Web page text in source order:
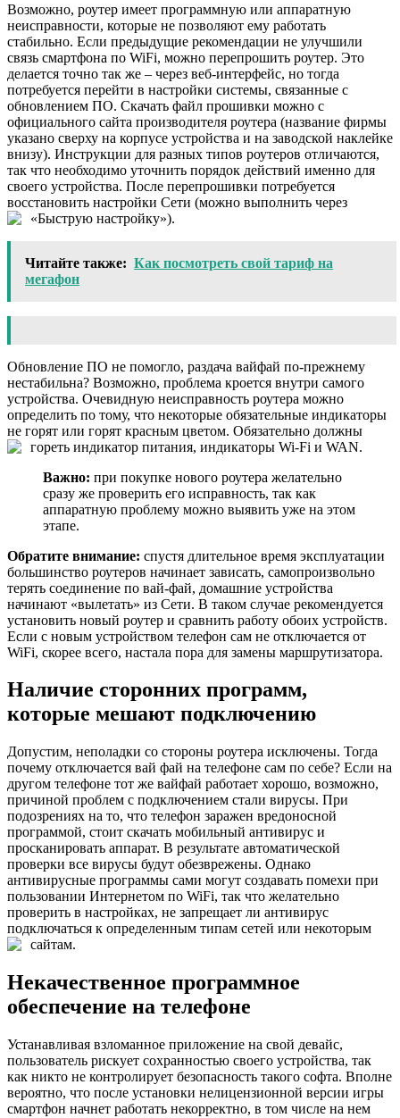
Возможно, роутер имеет программную или аппаратную
неисправности, которые не позволяют ему работать
стабильно. Если предыдущие рекомендации не улучшили
связь смартфона по WiFi, можно перепрошить роутер. Это
делается точно так же – через веб-интерфейс, но тогда
потребуется перейти в настройки системы, связанные с
обновлением ПО. Скачать файл прошивки можно с
официального сайта производителя роутера (название фирмы
указано сверху на корпусе устройства и на заводской наклейке
внизу). Инструкции для разных типов роутеров отличаются,
так что необходимо уточнить порядок действий именно для
своего устройства. После перепрошивки потребуется
восстановить настройки Сети (можно выполнить через
«Быструю настройку»).
Читайте также: Как посмотреть свой тариф на
мегафон
Обновление ПО не помогло, раздача вайфай по-прежнему
нестабильна? Возможно, проблема кроется внутри самого
устройства. Очевидную неисправность роутера можно
определить по тому, что некоторые обязательные индикаторы
не горят или горят красным цветом. Обязательно должны
гореть индикатор питания, индикаторы Wi-Fi и WAN.
Важно: при покупке нового роутера желательно
сразу же проверить его исправность, так как
аппаратную проблему можно выявить уже на этом
этапе.
Обратите внимание: спустя длительное время эксплуатации
большинство роутеров начинает зависать, самопроизвольно
терять соединение по вай-фай, домашние устройства
начинают «вылетать» из Сети. В таком случае рекомендуется
установить новый роутер и сравнить работу обоих устройств.
Если с новым устройством телефон сам не отключается от
WiFi, скорее всего, настала пора для замены маршрутизатора.
Наличие сторонних программ,
которые мешают подключению
Допустим, неполадки со стороны роутера исключены. Тогда
почему отключается вай фай на телефоне сам по себе? Если на
другом телефоне тот же вайфай работает хорошо, возможно,
причиной проблем с подключением стали вирусы. При
подозрениях на то, что телефон заражен вредоносной
программой, стоит скачать мобильный антивирус и
просканировать аппарат. В результате автоматической
проверки все вирусы будут обезврежены. Однако
антивирусные программы сами могут создавать помехи при
пользовании Интернетом по WiFi, так что желательно
проверить в настройках, не запрещает ли антивирус
подключаться к определенным типам сетей или некоторым
сайтам.
Некачественное программное
обеспечение на телефоне
Устанавливая взломанное приложение на свой девайс,
пользователь рискует сохранностью своего устройства, так
как никто не контролирует безопасность такого софта. Вполне
вероятно, что после установки нелицензионной версии игры
смартфон начнет работать некорректно, в том числе на нем